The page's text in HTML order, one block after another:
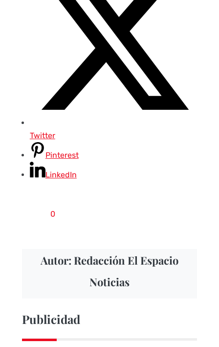
Twitter
Pinterest
LinkedIn
0
Autor: Redacción El Espacio
Noticias
Publicidad